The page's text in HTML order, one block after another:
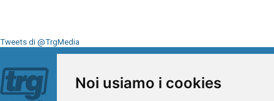
Noi usiamo i cookies
Tweets di @TrgMedia